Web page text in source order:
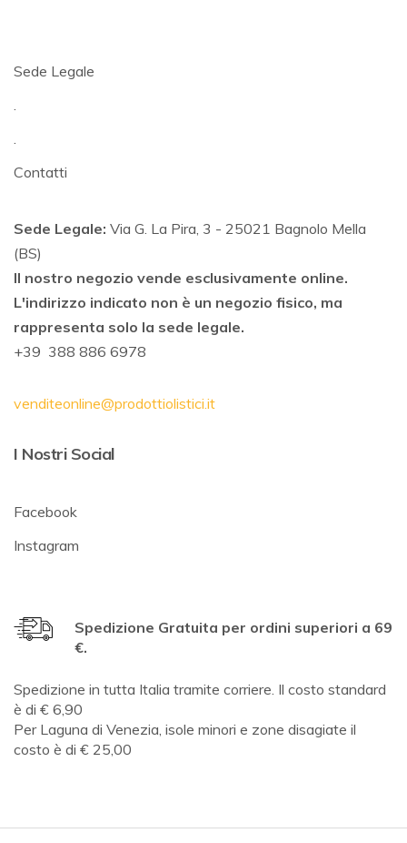
Sede Legale
.
.
Contatti
Sede Legale: Via G. La Pira, 3 - 25021 Bagnolo Mella
(BS)
Il nostro negozio vende esclusivamente online.
L'indirizzo indicato non è un negozio fisico, ma
rappresenta solo la sede legale.
+39 388 886 6978
venditeonline@prodottiolistici.it
I Nostri Social
Facebook
Instagram
Spedizione Gratuita per ordini superiori a 69
€.
Spedizione in tutta Italia tramite corriere. Il costo standard
è di € 6,90
Per Laguna di Venezia, isole minori e zone disagiate il
costo è di € 25,00